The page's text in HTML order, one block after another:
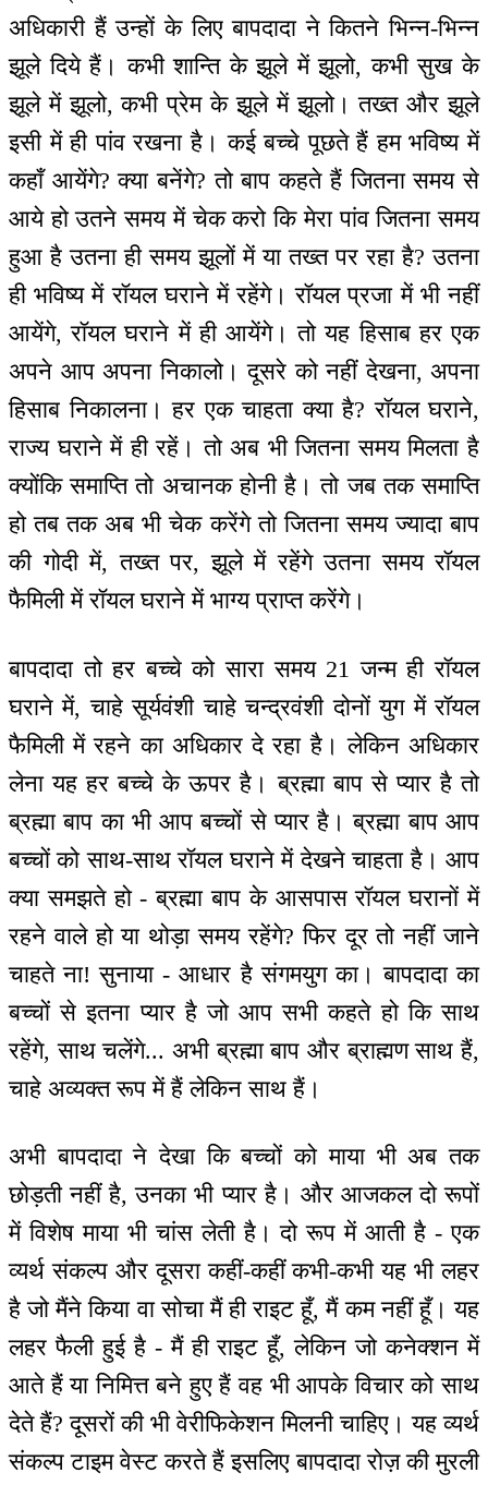
अधिकारी हैं उन्हों के लिए बापदादा ने कितने भिन्न-भिन्न
झूले दिये हैं। कभी शान्ति के झूले में झूलो, कभी सुख के
झूले में झूलो, कभी प्रेम के झूले में झूलो। तख्त और झूले
इसी में ही पांव रखना है। कई बच्चे पूछते हैं हम भविष्य में
कहाँ आयेंगे? क्या बनेंगे? तो बाप कहते हैं जितना समय से
आये हो उतने समय में चेक करो कि मेरा पांव जितना समय
हुआ है उतना ही समय झूलों में या तख्त पर रहा है? उतना
ही भविष्य में रॉयल घराने में रहेंगे। रॉयल प्रजा में भी नहीं
आयेंगे, रॉयल घराने में ही आयेंगे। तो यह हिसाब हर एक
अपने आप अपना निकालो। दूसरे को नहीं देखना, अपना
हिसाब निकालना। हर एक चाहता क्या है? रॉयल घराने,
राज्य घराने में ही रहें। तो अब भी जितना समय मिलता है
क्योंकि समाप्ति तो अचानक होनी है। तो जब तक समाप्ति
हो तब तक अब भी चेक करेंगे तो जितना समय ज्यादा बाप
की गोदी में, तख्त पर, झूले में रहेंगे उतना समय रॉयल
फैमिली में रॉयल घराने में भाग्य प्राप्त करेंगे।
बापदादा तो हर बच्चे को सारा समय 21 जन्म ही रॉयल
घराने में, चाहे सूर्यवंशी चाहे चन्द्रवंशी दोनों युग में रॉयल
फैमिली में रहने का अधिकार दे रहा है। लेकिन अधिकार
लेना यह हर बच्चे के ऊपर है। ब्रह्मा बाप से प्यार है तो
ब्रह्मा बाप का भी आप बच्चों से प्यार है। ब्रह्मा बाप आप
बच्चों को साथ-साथ रॉयल घराने में देखने चाहता है। आप
क्या समझते हो - ब्रह्मा बाप के आसपास रॉयल घरानों में
रहने वाले हो या थोड़ा समय रहेंगे? फिर दूर तो नहीं जाने
चाहते ना! सुनाया - आधार है संगमयुग का। बापदादा का
बच्चों से इतना प्यार है जो आप सभी कहते हो कि साथ
रहेंगे, साथ चलेंगे... अभी ब्रह्मा बाप और ब्राह्मण साथ हैं,
चाहे अव्यक्त रूप में हैं लेकिन साथ हैं।
अभी बापदादा ने देखा कि बच्चों को माया भी अब तक
छोड़ती नहीं है, उनका भी प्यार है। और आजकल दो रूपों
में विशेष माया भी चांस लेती है। दो रूप में आती है - एक
व्यर्थ संकल्प और दूसरा कहीं-कहीं कभी-कभी यह भी लहर
है जो मैंने किया वा सोचा मैं ही राइट हूँ, मैं कम नहीं हूँ। यह
लहर फैली हुई है - मैं ही राइट हूँ, लेकिन जो कनेक्शन में
आते हैं या निमित्त बने हुए हैं वह भी आपके विचार को साथ
देते हैं? दूसरों की भी वेरीफिकेशन मिलनी चाहिए। यह व्यर्थ
संकल्प टाइम वेस्ट करते हैं इसलिए बापदादा रोज़ की मुरली